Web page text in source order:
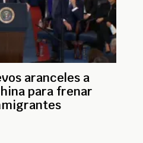
aranceles a
para frenar